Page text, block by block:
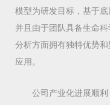
模型为研发目标，基于底
并且由于团队具备生命
分析方面拥有独特优势
应用。
公司产业化进展顺